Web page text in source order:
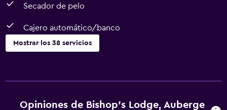
Secador de pelo
Cajero automático/banco
Mostrar los 38 servicios
Salón de belleza
Tienda de regalos
Opiniones de Bishop's Lodge, Auberge